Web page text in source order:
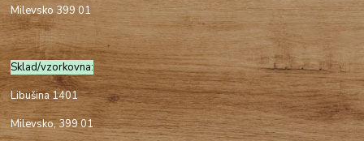
Milevsko 399 01
Sklad/vzorkovna:
Libušina 1401
Milevsko, 399 01